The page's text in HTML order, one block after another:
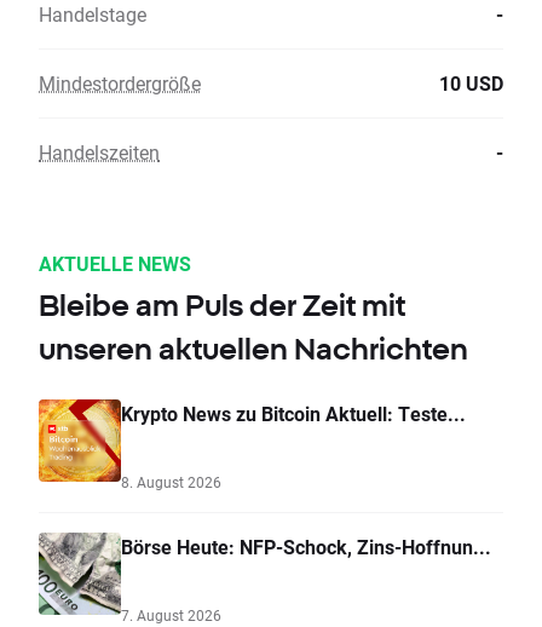
Handelstage -
Mindestordergröße 10 USD
Handelszeiten -
AKTUELLE NEWS
Bleibe am Puls der Zeit mit
unseren aktuellen Nachrichten
Krypto News zu Bitcoin Aktuell: Teste...
8. August 2026
Börse Heute: NFP-Schock, Zins-Hoffnun...
7. August 2026